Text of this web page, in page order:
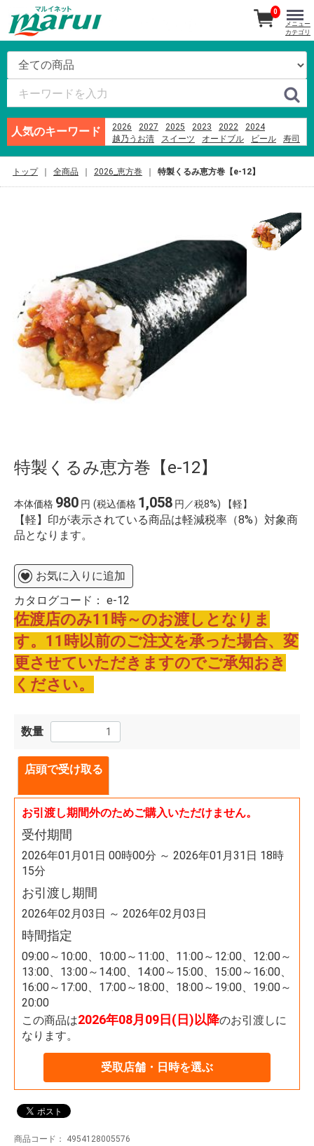
人気のキーワード 2026 2027 2025 2023 2022
2024
越乃うお清
スイーツ オードブル ビール
寿司
0
メニュー
カテゴリ
トップ 全商品 2026_恵方巻 特製くるみ恵方巻【e-12】
特製くるみ恵方巻【e-12】
本体価格 980 円 (税込価格 1,058 円／税8%) 【軽】
【軽】印が表示されている商品は軽減税率（8%）対象商
品となります。
お気に入りに追加
カタログコード： e-12
佐渡店のみ11時～のお渡しとなりま
す。11時以前のご注文を承った場合、変
更させていただきますのでご承知おき
ください。
数量
店頭で受け取る
受取店舗・日時を選ぶ
お引渡し期間外のためご購入いただけません。
受付期間
2026年01月01日 00時00分 ～ 2026年01月31日 18時
15分
お引渡し期間
2026年02月03日 ～ 2026年02月03日
時間指定
09:00～10:00、10:00～11:00、11:00～12:00、12:00～
13:00、13:00～14:00、14:00～15:00、15:00～16:00、
16:00～17:00、17:00～18:00、18:00～19:00、19:00～
20:00
この商品は2026年08月09日(日)以降のお引渡しに
なります。
商品コード： 4954128005576